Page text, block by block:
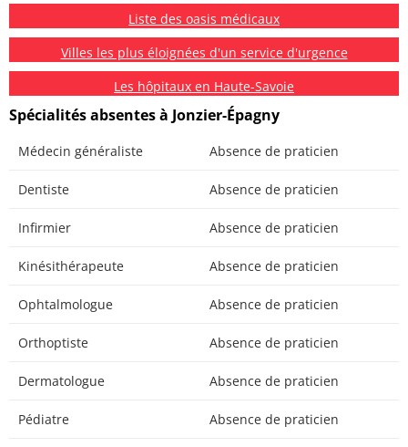
Liste des oasis médicaux
Villes les plus éloignées d'un service d'urgence
Les hôpitaux en Haute-Savoie
Spécialités absentes à Jonzier-Épagny
Médecin généraliste Absence de praticien
Dentiste Absence de praticien
Infirmier Absence de praticien
Kinésithérapeute Absence de praticien
Ophtalmologue Absence de praticien
Orthoptiste Absence de praticien
Dermatologue Absence de praticien
Pédiatre Absence de praticien